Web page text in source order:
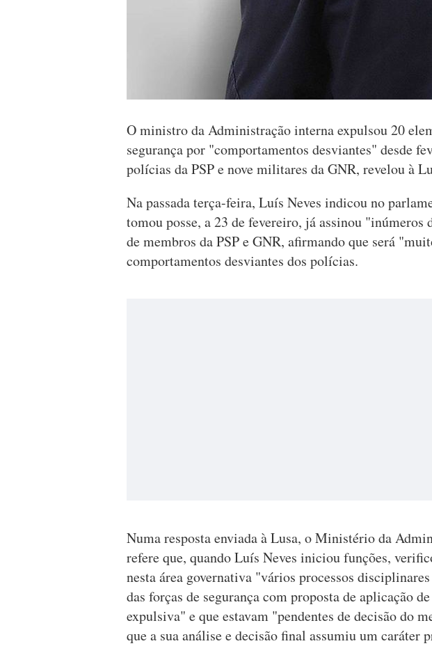
O ministro da Administração interna expulsou 20
segurança por "comportamentos desviantes" desde
polícias da PSP e nove militares da GNR, revelou à
Na passada terça-feira, Luís Neves indicou no
tomou posse, a 23 de fevereiro, já assinou "inúmeros
de membros da PSP e GNR, afirmando que será
comportamentos desviantes dos polícias.
Numa resposta enviada à Lusa, o Ministério da
refere que, quando Luís Neves iniciou funções,
nesta área governativa "vários processos
das forças de segurança com proposta de aplicação
expulsiva" e que estavam "pendentes de decisão do
que a sua análise e decisão final assumiu um caráter